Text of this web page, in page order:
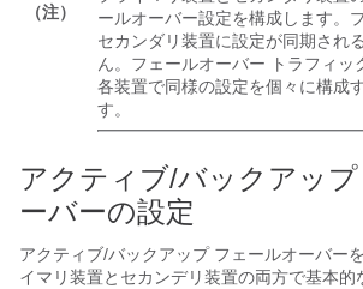
（注）
ールオーバー設定を構成します。
セカンダリ装置に設定が同期され
ん。フェールオーバー トラフィッ
各装置で同様の設定を個々に構成
す。
アクティブ/バックアッ
ーバーの設定
アクティブ/バックアップ フェールオーバー
イマリ装置とセカンデリ装置の両方で基本的